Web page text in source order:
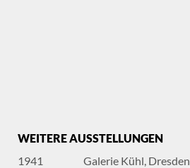
WEITERE AUSSTELLUNGEN
1941
Galerie Kühl, Dresden